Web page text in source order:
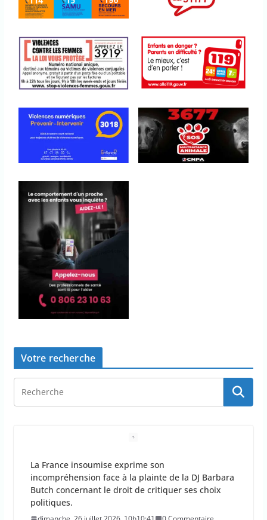
Votre recherche
La France insoumise exprime son
incompréhension face à la plainte de la DJ Barbara
Butch concernant le droit de critiquer ses choix
politiques.